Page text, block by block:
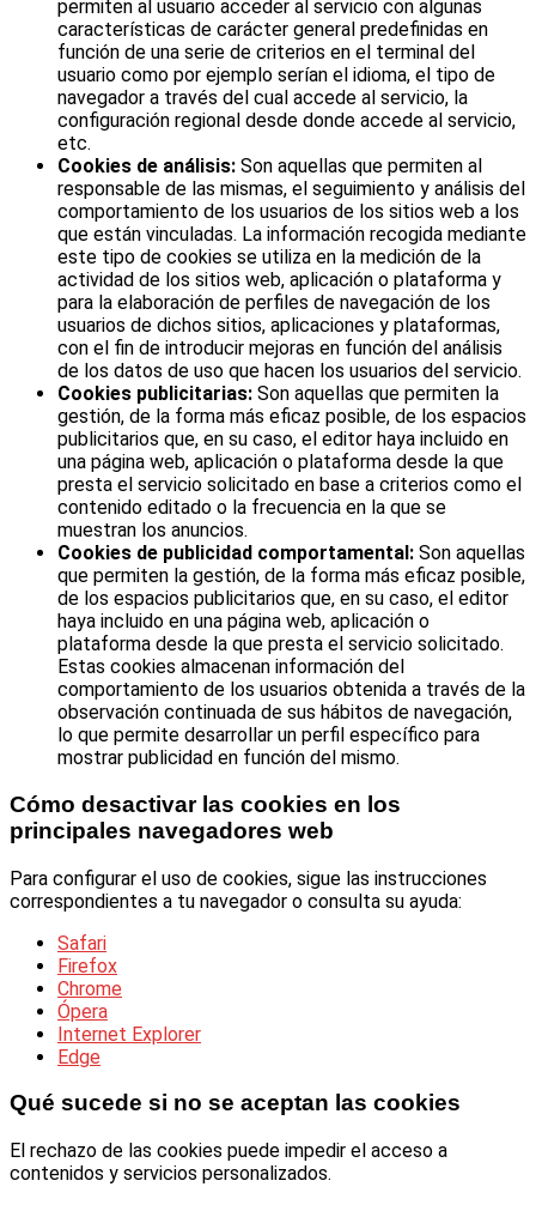
permiten al usuario acceder al servicio con algunas
características de carácter general predefinidas en
función de una serie de criterios en el terminal del
usuario como por ejemplo serían el idioma, el tipo de
navegador a través del cual accede al servicio, la
configuración regional desde donde accede al servicio,
etc.
Cookies de análisis: Son aquellas que permiten al
responsable de las mismas, el seguimiento y análisis del
comportamiento de los usuarios de los sitios web a los
que están vinculadas. La información recogida mediante
este tipo de cookies se utiliza en la medición de la
actividad de los sitios web, aplicación o plataforma y
para la elaboración de perfiles de navegación de los
usuarios de dichos sitios, aplicaciones y plataformas,
con el fin de introducir mejoras en función del análisis
de los datos de uso que hacen los usuarios del servicio.
Cookies publicitarias: Son aquellas que permiten la
gestión, de la forma más eficaz posible, de los espacios
publicitarios que, en su caso, el editor haya incluido en
una página web, aplicación o plataforma desde la que
presta el servicio solicitado en base a criterios como el
contenido editado o la frecuencia en la que se
muestran los anuncios.
Cookies de publicidad comportamental: Son aquellas
que permiten la gestión, de la forma más eficaz posible,
de los espacios publicitarios que, en su caso, el editor
haya incluido en una página web, aplicación o
plataforma desde la que presta el servicio solicitado.
Estas cookies almacenan información del
comportamiento de los usuarios obtenida a través de la
observación continuada de sus hábitos de navegación,
lo que permite desarrollar un perfil específico para
mostrar publicidad en función del mismo.
Cómo desactivar las cookies en los
principales navegadores web
Para configurar el uso de cookies, sigue las instrucciones
correspondientes a tu navegador o consulta su ayuda:
Safari
Firefox
Chrome
Ópera
Internet Explorer
Edge
Qué sucede si no se aceptan las cookies
El rechazo de las cookies puede impedir el acceso a
contenidos y servicios personalizados.